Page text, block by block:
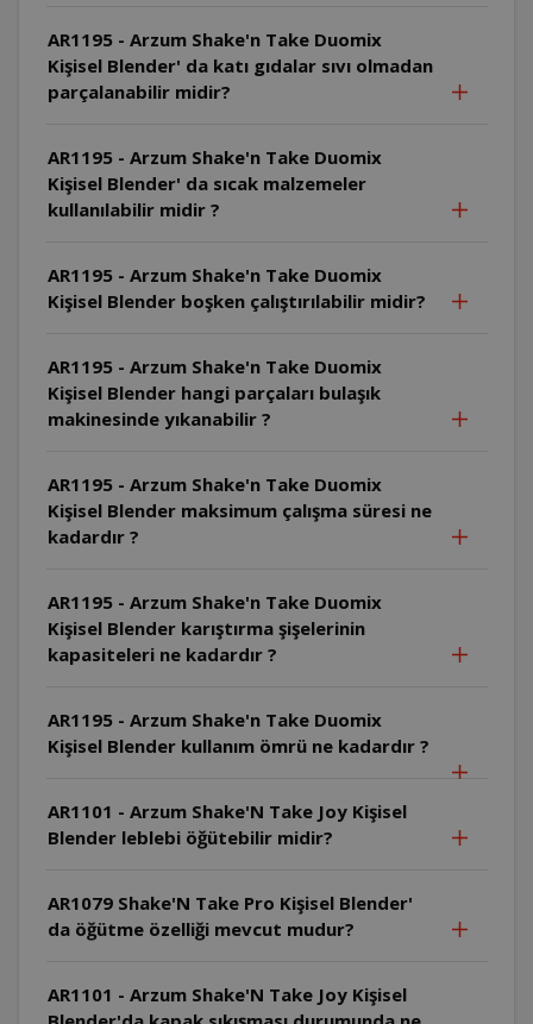
AR1195 - Arzum Shake'n Take Duomix
Kişisel Blender' da katı gıdalar sıvı olmadan
parçalanabilir midir?
AR1195 - Arzum Shake'n Take Duomix
Kişisel Blender' da sıcak malzemeler
kullanılabilir midir ?
AR1195 - Arzum Shake'n Take Duomix
Kişisel Blender boşken çalıştırılabilir midir?
AR1195 - Arzum Shake'n Take Duomix
Kişisel Blender hangi parçaları bulaşık
makinesinde yıkanabilir ?
AR1195 - Arzum Shake'n Take Duomix
Kişisel Blender maksimum çalışma süresi ne
kadardır ?
AR1195 - Arzum Shake'n Take Duomix
Kişisel Blender karıştırma şişelerinin
kapasiteleri ne kadardır ?
AR1195 - Arzum Shake'n Take Duomix
Kişisel Blender kullanım ömrü ne kadardır ?
AR1101 - Arzum Shake'N Take Joy Kişisel
Blender leblebi öğütebilir midir?
AR1079 Shake'N Take Pro Kişisel Blender'
da öğütme özelliği mevcut mudur?
AR1101 - Arzum Shake'N Take Joy Kişisel